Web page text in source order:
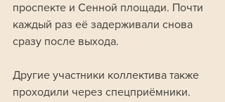
проспекте и Сенной площади. Почти
каждый раз её задерживали снова
сразу после выхода.
Другие участники коллектива также
проходили через спецприёмники.